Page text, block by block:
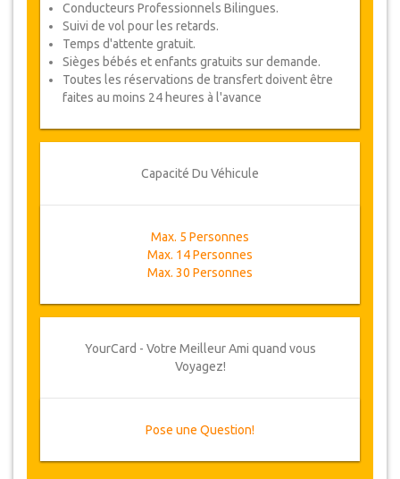
Conducteurs Professionnels Bilingues.
Suivi de vol pour les retards.
Temps d'attente gratuit.
Sièges bébés et enfants gratuits sur demande.
Toutes les réservations de transfert doivent être
faites au moins 24 heures à l'avance
Capacité Du Véhicule
Max. 5 Personnes
Max. 14 Personnes
Max. 30 Personnes
YourCard - Votre Meilleur Ami quand vous
Voyagez!
Pose une Question!